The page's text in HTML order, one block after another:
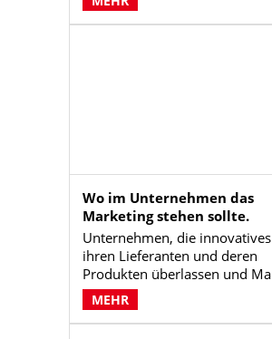
Einhaltung von Versprechen.
großer Vertrauensverlust
Versprechungen machen.
hinaus sollten Unternehmen
der eingehaltenen
Versprechen/Erwartungen
maximieren.
Wo im Unternehmen das
Marketing stehen sollte.
Unternehmen, die
ihren Lieferanten und deren
Produkten überlassen und
zugleich als notwendiges Übel
behandeln, handeln gefährlich.
ist: jedes Unternehmen kann
MEHR